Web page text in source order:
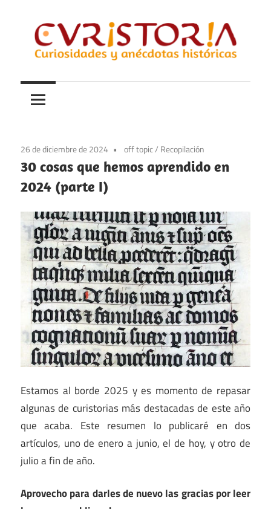
contenido
Curistoria
y
anécdotas
historia
26 de diciembre de 2024 off topic/ Recopilación
30 cosas que hemos aprendido en
2024 (parte I)
Estamos al borde 2025 y es momento de repasar
algunas de curistorias más destacadas de este año
que acaba. Este resumen lo publicaré en dos
artículos, uno de enero a junio, el de hoy, y otro de
julio a fin de año.
Aprovecho para darles de nuevo las gracias por leer